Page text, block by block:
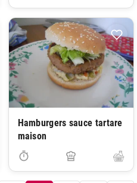
Hamburgers sauce tartare
maison